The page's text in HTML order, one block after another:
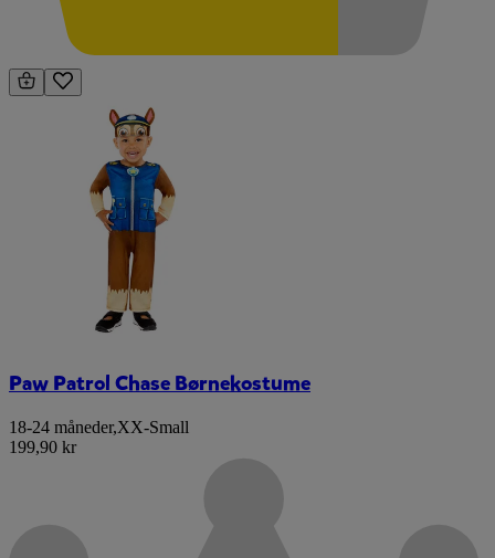
Paw Patrol Chase Børnekostume
18-24 måneder,XX-Small
199,90 kr